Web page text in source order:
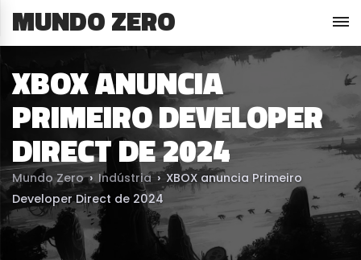
MUNDO ZERO
XBOX ANUNCIA
PRIMEIRO DEVELOPER
DIRECT DE 2024
Mundo Zero › Indústria › XBOX anuncia Primeiro
Developer Direct de 2024